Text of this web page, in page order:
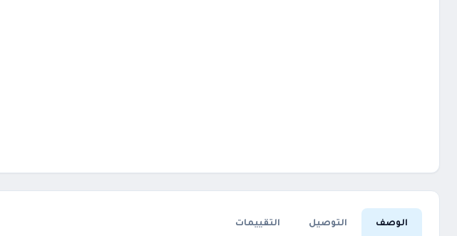
الوصف التوصيل التقييمات